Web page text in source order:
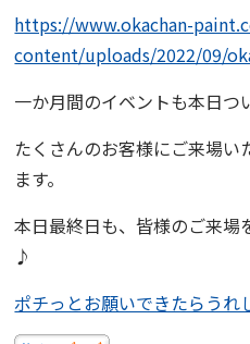
https://www.okachan-
content/uploads/2022/09/
一か月間のイベントも本日つ
たくさんのお客様にご来場
ます。
本日最終日も、皆様のご来場
♪
ポチっとお願いできたらうれ